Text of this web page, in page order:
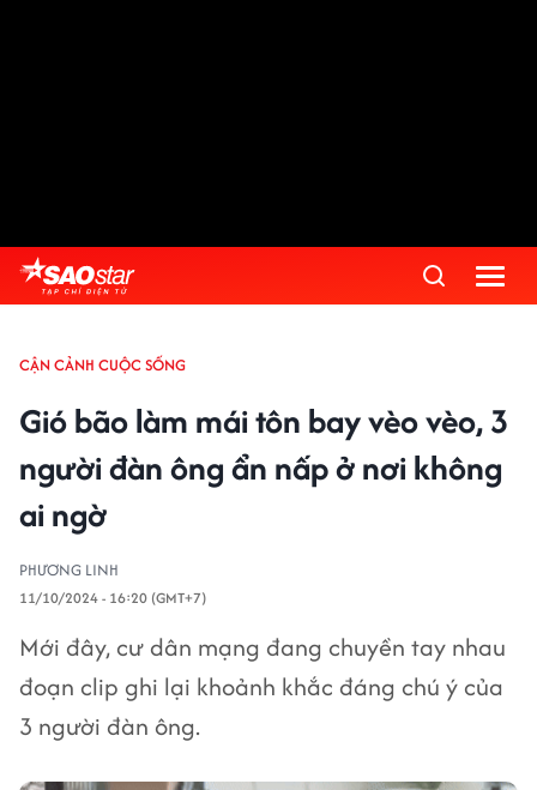
CẬN CẢNH CUỘC SỐNG
Gió bão làm mái tôn bay vèo vèo, 3
người đàn ông ẩn nấp ở nơi không
ai ngờ
PHƯƠNG LINH
11/10/2024 - 16:20 (GMT+7)
Mới đây, cư dân mạng đang chuyền tay nhau
đoạn clip ghi lại khoảnh khắc đáng chú ý của
3 người đàn ông.